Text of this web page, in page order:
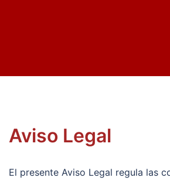
Aviso Legal
El presente Aviso Legal regula las